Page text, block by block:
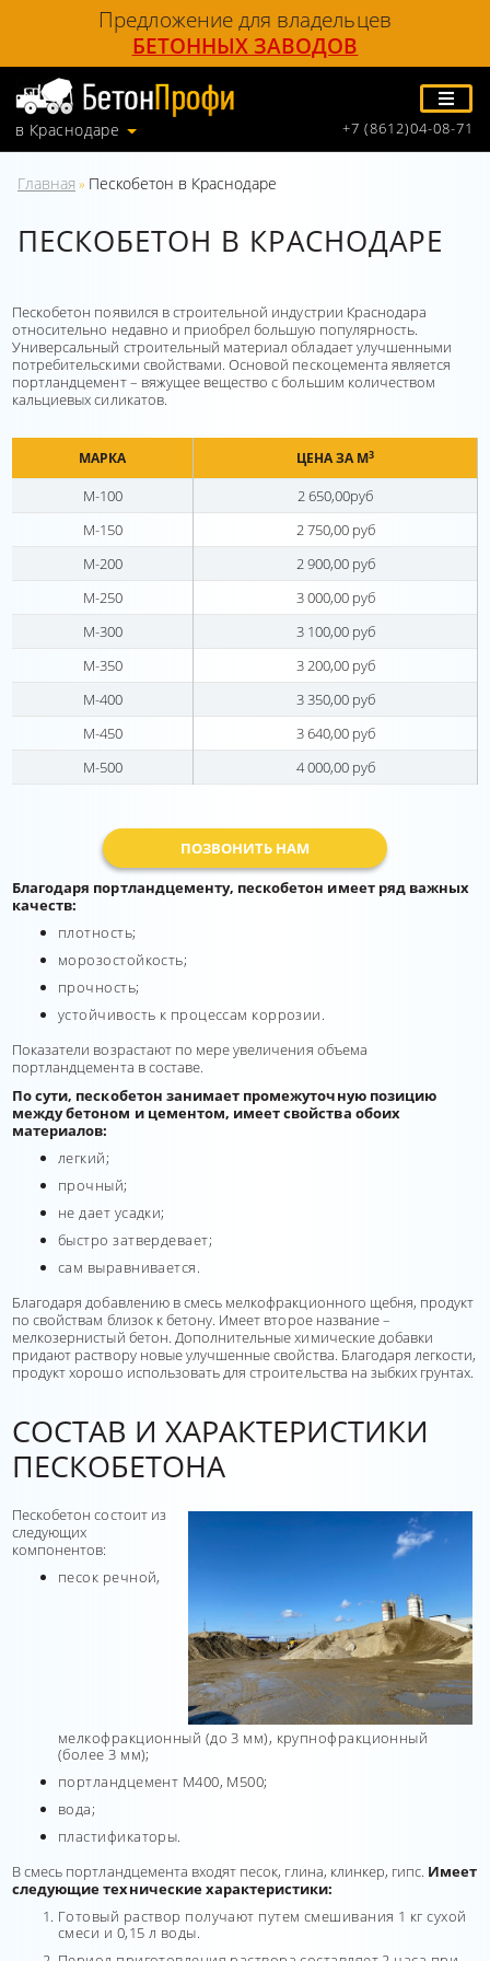
Предложение для владельцев
БЕТОННЫХ ЗАВОДОВ
в Краснодаре +7 (8612)04-08-71
Главная » Пескобетон в Краснодаре
ПЕСКОБЕТОН В КРАСНОДАРЕ
Пескобетон появился в строительной индустрии Краснодара
относительно недавно и приобрел большую популярность.
Универсальный строительный материал обладает улучшенными
потребительскими свойствами. Основой пескоцемента является
портландцемент – вяжущее вещество с большим количеством
кальциевых силикатов.
МАРКА ЦЕНА ЗА М3
М-100
2 650,00руб
М-150
2 750,00 руб
М-200
2 900,00 руб
М-250
3 000,00 руб
М-300
3 100,00 руб
М-350
3 200,00 руб
М-400
3 350,00 руб
М-450
3 640,00 руб
М-500
4 000,00 руб
ПОЗВОНИТЬ НАМ
Благодаря портландцементу, пескобетон имеет ряд важных
качеств:
плотность;
морозостойкость;
прочность;
устойчивость к процессам коррозии.
Показатели возрастают по мере увеличения объема
портландцемента в составе.
По сути, пескобетон занимает промежуточную позицию
между бетоном и цементом, имеет свойства обоих
материалов:
легкий;
прочный;
не дает усадки;
быстро затвердевает;
сам выравнивается.
Благодаря добавлению в смесь мелкофракционного щебня, продукт
по свойствам близок к бетону. Имеет второе название –
мелкозернистый бетон. Дополнительные химические добавки
придают раствору новые улучшенные свойства. Благодаря легкости,
продукт хорошо использовать для строительства на зыбких грунтах.
СОСТАВ И ХАРАКТЕРИСТИКИ
ПЕСКОБЕТОНА
Пескобетон состоит из
следующих
компонентов:
песок речной,
мелкофракционный (до 3 мм), крупнофракционный
(более 3 мм);
портландцемент М400, М500;
вода;
пластификаторы.
В смесь портландцемента входят песок, глина, клинкер, гипс. Имеет
следующие технические характеристики:
Готовый раствор получают путем смешивания 1 кг сухой
смеси и 0,15 л воды.